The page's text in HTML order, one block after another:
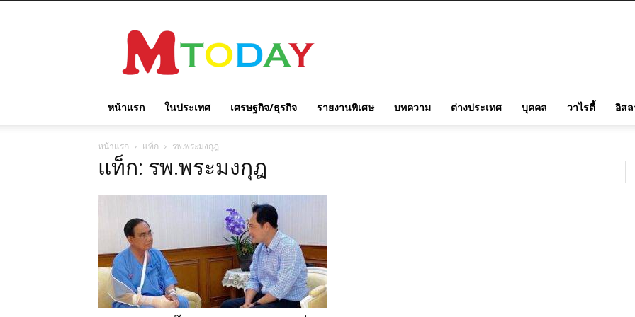
TODAY
หน้าแรก ในประเทศ เศรษฐกิจ/ธุรกิจ รายงานพิเศษ บทความ ต่างประเทศ บุคคล วาไรตี้ อิส
หน้าแรก แท็ก รพ.พระมงกุฎ
แท็ก: รพ.พระมงกุฎ